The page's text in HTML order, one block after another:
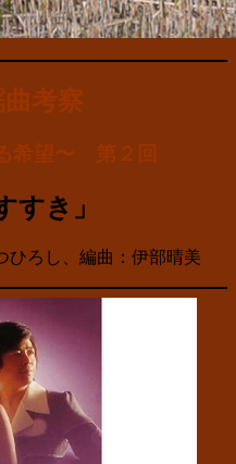
曲考察
希望〜 第２回
すき」
ひろし、編曲：伊部晴美